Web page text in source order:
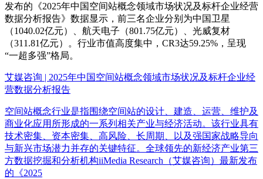
发布的《2025年中国空间站概念领域市场状况及标杆企业经营
数据分析报告》数据显示，前三名企业分别为中国卫星
（1040.02亿元）、航天电子（801.75亿元）、光威复材
（311.81亿元）。行业市值高度集中，CR3达59.25%，呈现
“一超多强”格局。
艾媒咨询 | 2025年中国空间站概念领域市场状况及标杆企业经
营数据分析报告
空间站概念行业是指围绕空间站的设计、建造、运营、维护及
商业化应用所形成的一系列相关产业与经济活动。该行业具有
技术密集、资本密集、高风险、长周期、以及强国家战略导向
与新兴市场潜力并存的关键特征。全球领先的新经济产业第三
方数据挖掘和分析机构iiMedia Research（艾媒咨询）最新发布
的《2025